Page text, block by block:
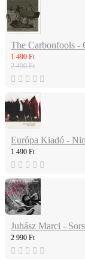
The Carbonfools -
1 490 Ft
2 490 Ft
Európa Kiadó -
1 490 Ft
Juhász Marci -
2 990 Ft